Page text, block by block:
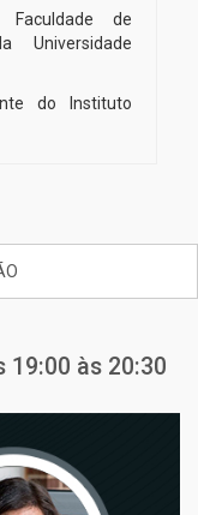
de
Universidade
do Instituto
19:00 às 20:30